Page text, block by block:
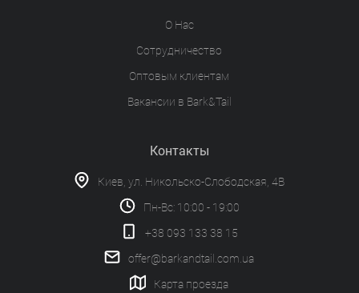
О Нас
Сотрудничество
Оптовым клиентам
Вакансии в Bark&Tail
Контакты
Киев, ул. Никольско-Слободская, 4В
Пн-Вс: 10:00 - 19:00
+38 093 133 38 15
offer@barkandtail.com.ua
Карта проезда